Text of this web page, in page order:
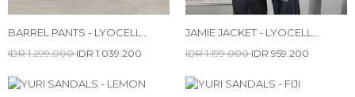
BARREL PANTS - LYOCELL
IDR 1.299.000IDR 1.039.200
JAMIE JACKET - LYOCELL
IDR 1.199.000IDR 959.200